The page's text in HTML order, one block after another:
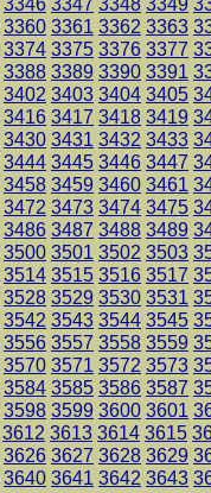
3360 3361 3362 3363
3374 3375 3376 3377
3388 3389 3390 3391
3402 3403 3404 3405
3416 3417 3418 3419
3430 3431 3432 3433
3444 3445 3446 3447
3458 3459 3460 3461
3472 3473 3474 3475
3486 3487 3488 3489
3500 3501 3502 3503
3514 3515 3516 3517
3528 3529 3530 3531
3542 3543 3544 3545
3556 3557 3558 3559
3570 3571 3572 3573
3584 3585 3586 3587
3598 3599 3600 3601
3612 3613 3614 3615
3626 3627 3628 3629
3640 3641 3642 3643